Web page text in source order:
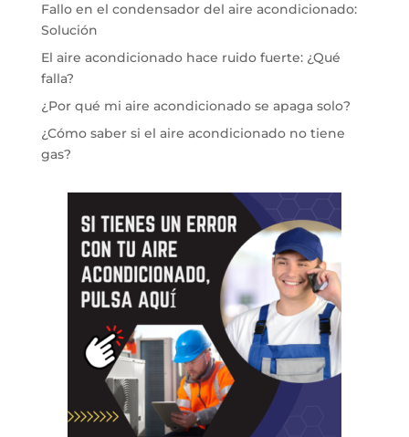
Fallo en el condensador del aire acondicionado:
Solución
El aire acondicionado hace ruido fuerte: ¿Qué
falla?
¿Por qué mi aire acondicionado se apaga solo?
¿Cómo saber si el aire acondicionado no tiene
gas?